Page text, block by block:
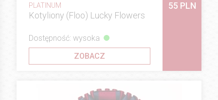
PLATINUM
Kotyliony (Floo) Lucky Flowers
55 PLN
Dostępność: wysoka
ZOBACZ